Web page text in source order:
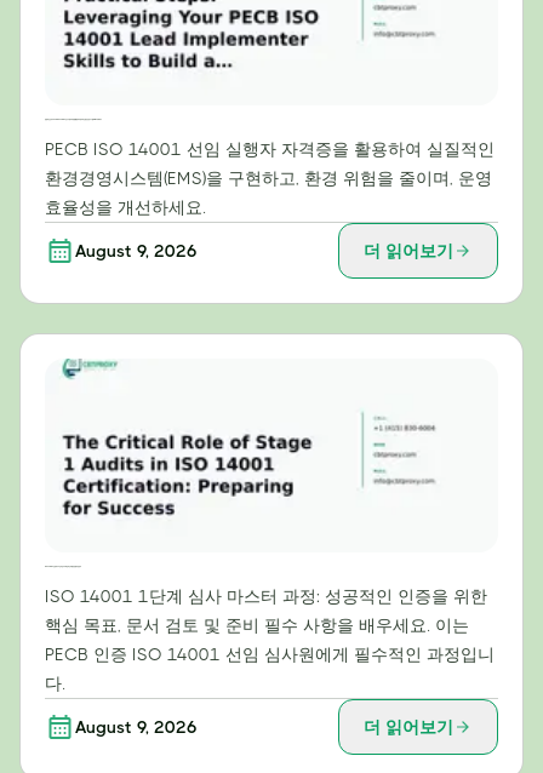
PECB ISO 14001 선임 실행자 자격증을 활용하여 실질적인
환경경영시스템(EMS)을 구현하고, 환경 위험을 줄이며, 운영
효율성을 개선하세요.
August 9, 2026 더 읽어보기
ISO 14001 1단계 심사 마스터 과정: 성공적인 인증을 위한
핵심 목표, 문서 검토 및 준비 필수 사항을 배우세요. 이는
PECB 인증 ISO 14001 선임 심사원에게 필수적인 과정입니
다.
August 9, 2026 더 읽어보기